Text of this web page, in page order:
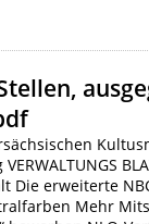
Die erweiterte
Mehr